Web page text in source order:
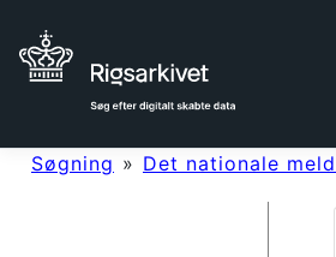
Søgning » Det nationale